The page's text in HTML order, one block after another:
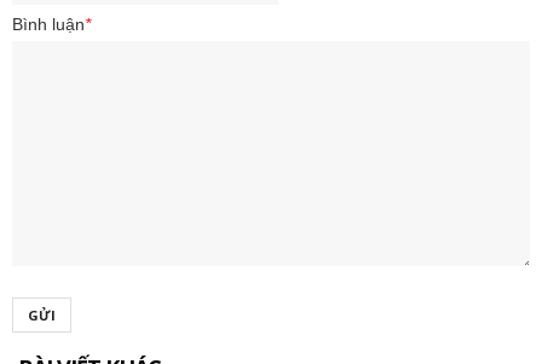
Bình luận*
GỬI